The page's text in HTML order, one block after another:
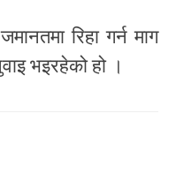
रिहा गर्न माग
भइरहेको हो ।